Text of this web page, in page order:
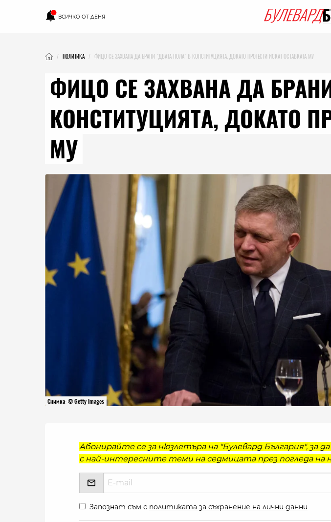
ВСИЧКО ОТ ДЕНЯ
ПОЛИТИКА ФИЦО СЕ ЗАХВАНА ДА БРАНИ "ДВАТА ПОЛА" В КОНСТИТУЦИЯТА, ДОКАТО ПРОТЕСТИ ИСКАТ ОСТАВКАТА МУ
ФИЦО СЕ ЗАХВАНА ДА
КОНСТИТУЦИЯТА, ДОКАТО
МУ
Снимка: © Getty Images
Абонирайте се за нюзлетъра на "Булевард България", за
с най-интересните теми на седмицата през погледа на
Запознат съм с политиката за съхранение на лични данни